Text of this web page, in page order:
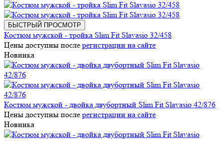
БЫСТРЫЙ ПРОСМОТР
Костюм мужской - тройка Slim Fit Slavasio 32/458
Цены доступны после регистрации на сайте
Новинка
Костюм мужской - двойка двубортный Slim Fit Slavasio 42/876
Цены доступны после регистрации на сайте
Новинка